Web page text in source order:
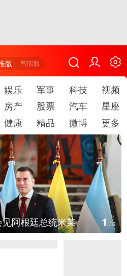
版 智能版
娱乐 军事 科技
视频
房产 股票 汽车
星座
健康 精品 微博 更多
阿根廷总统米莱 1/6